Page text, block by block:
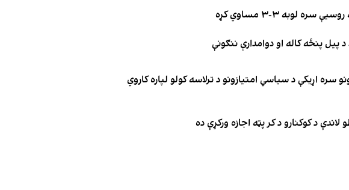
لوبه ۳-۳ مساوي کړه
سره اړیکې د سیاسي امتیازونو د ترلاسه کولو لپاره کاروي
لاندې د کوکنارو د کر پټه اجازه ورکړې ده